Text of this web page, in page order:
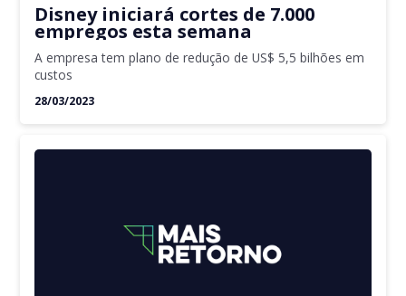
Disney iniciará cortes de 7.000
empregos esta semana
A empresa tem plano de redução de US$ 5,5 bilhões em
custos
28/03/2023